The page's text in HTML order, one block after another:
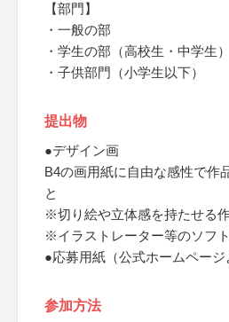
【部門】
・一般の部
・学生の部（高校生・中学生）
・子供部門（小学生以下）
提出物
●デザイン画
B4の画用紙に自由な感性で作
と
※切り絵や立体感を持たせる
※イラストレーター等のソフ
●応募用紙（公式ホームページ
参加方法